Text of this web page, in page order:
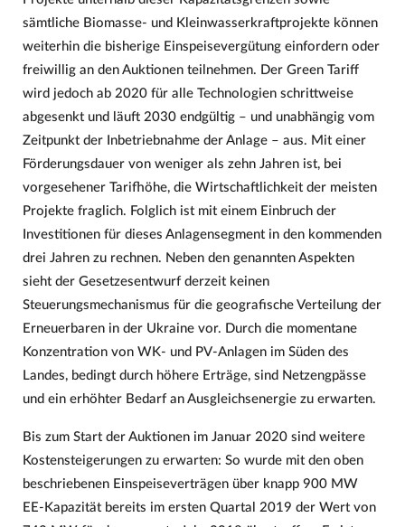
sämtliche Biomasse- und Kleinwasserkraftprojekte können
weiterhin die bisherige Einspeisevergütung einfordern oder
freiwillig an den Auktionen teilnehmen. Der Green Tariff
wird jedoch ab 2020 für alle Technologien schrittweise
abgesenkt und läuft 2030 endgültig – und unabhängig vom
Zeitpunkt der Inbetriebnahme der Anlage – aus. Mit einer
Förderungsdauer von weniger als zehn Jahren ist, bei
vorgesehener Tarifhöhe, die Wirtschaftlichkeit der meisten
Projekte fraglich. Folglich ist mit einem Einbruch der
Investitionen für dieses Anlagensegment in den kommenden
drei Jahren zu rechnen. Neben den genannten Aspekten
sieht der Gesetzesentwurf derzeit keinen
Steuerungsmechanismus für die geografische Verteilung der
Erneuerbaren in der Ukraine vor. Durch die momentane
Konzentration von WK- und PV-Anlagen im Süden des
Landes, bedingt durch höhere Erträge, sind Netzengpässe
und ein erhöhter Bedarf an Ausgleichsenergie zu erwarten.
Bis zum Start der Auktionen im Januar 2020 sind weitere
Kostensteigerungen zu erwarten: So wurde mit den oben
beschriebenen Einspeiseverträgen über knapp 900 MW
EE-Kapazität bereits im ersten Quartal 2019 der Wert von